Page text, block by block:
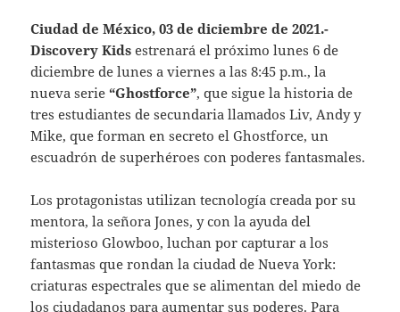
Ciudad de México, 03 de diciembre de 2021.-
Discovery Kids estrenará el próximo lunes 6 de
diciembre de lunes a viernes a las 8:45 p.m., la
nueva serie“Ghostforce”, que sigue la historia de
tres estudiantes de secundaria llamados Liv, Andy y
Mike, que forman en secreto el Ghostforce, un
escuadrón de superhéroes con poderes fantasmales.
Los protagonistas utilizan tecnología creada por su
mentora, la señora Jones, y con la ayuda del
misterioso Glowboo, luchan por capturar a los
fantasmas que rondan la ciudad de Nueva York:
criaturas espectrales que se alimentan del miedo de
los ciudadanos para aumentar sus poderes. Para